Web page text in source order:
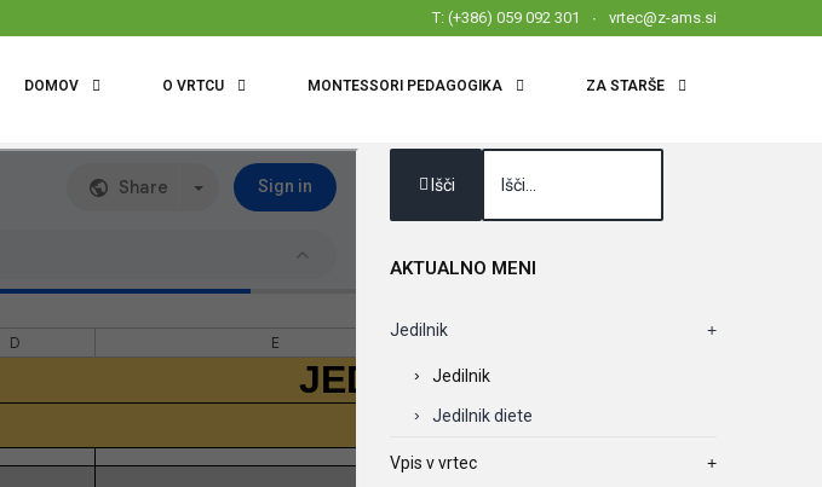
T: (+386) 059 092 301 vrtec@z-ams.si
DOMOV O VRTCU MONTESSORI PEDAGOGIKA ZA STARŠE
Išči
AKTUALNO MENI
Jedilnik
Jedilnik
Jedilnik diete
Vpis v vrtec